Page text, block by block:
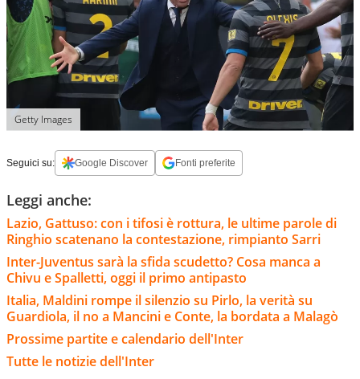
Getty Images
Seguici su: Google Discover Fonti preferite
Leggi anche:
Lazio, Gattuso: con i tifosi è rottura, le ultime parole di
Ringhio scatenano la contestazione, rimpianto Sarri
Inter-Juventus sarà la sfida scudetto? Cosa manca a
Chivu e Spalletti, oggi il primo antipasto
Italia, Maldini rompe il silenzio su Pirlo, la verità su
Guardiola, il no a Mancini e Conte, la bordata a Malagò
Prossime partite e calendario dell'Inter
Tutte le notizie dell'Inter